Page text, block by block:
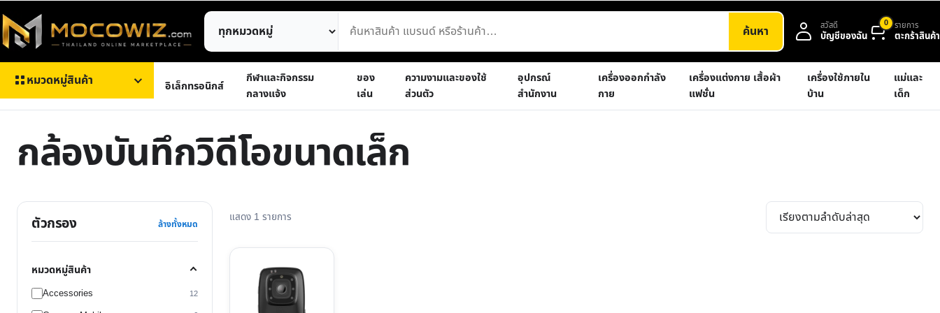
ไป
ยัง
เนื้อหา
ค้นหา
สินค้า
ค้นหา สวัสดี
บัญชีของฉัน
0 รายการ
ตะกร้าสินค้า
หมวดหมู่สินค้า อิเล็กทรอนิกส์
กีฬาและกิจกรรม
กลางแจ้ง
ของ
เล่น
ความงามและของใช้
ส่วนตัว
อุปกรณ์
สำนักงาน
เครื่องออกกำลัง
กาย
เครื่องแต่งกาย เสื้อผ้า
แฟชั่น
เครื่องใช้ภายใน
บ้าน
แม่และ
เด็ก
กล้องบันทึกวิดีโอขนาดเล็ก
ตัวกรอง ล้างทั้งหมด
หมวดหมู่สินค้า
Accessories 12
แสดง 1 รายการ